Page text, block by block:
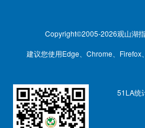
Copyright©2005-2026观山湖
建议您使用Edge、Chrome、Firefox
51LA统